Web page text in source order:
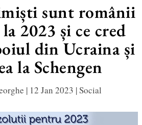
sunt românii
2023 și ce cred
din Ucraina și
la Schengen
| 12 Jan 2023 |Social